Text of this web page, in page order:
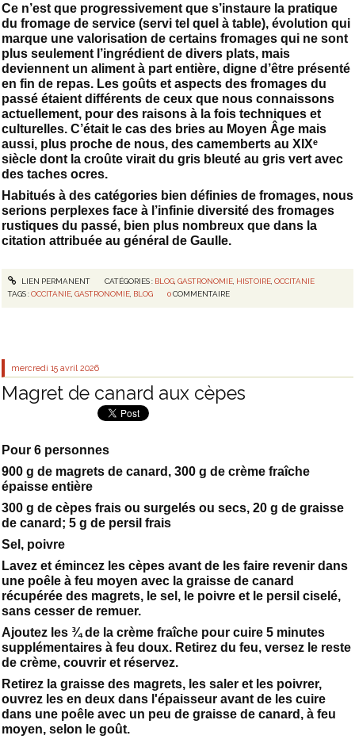
Ce n’est que progressivement que s’instaure la pratique
du fromage de service (servi tel quel à table), évolution qui
marque une valorisation de certains fromages qui ne sont
plus seulement l’ingrédient de divers plats, mais
deviennent un aliment à part entière, digne d’être présenté
en fin de repas. Les goûts et aspects des fromages du
passé étaient différents de ceux que nous connaissons
actuellement, pour des raisons à la fois techniques et
culturelles. C’était le cas des bries au Moyen Âge mais
aussi, plus proche de nous, des camemberts au XIXᵉ
siècle dont la croûte virait du gris bleuté au gris vert avec
des taches ocres.
Habitués à des catégories bien définies de fromages, nous
serions perplexes face à l’infinie diversité des fromages
rustiques du passé, bien plus nombreux que dans la
citation attribuée au général de Gaulle.
LIEN PERMANENT CATÉGORIES : BLOG, GASTRONOMIE, HISTOIRE, OCCITANIE
TAGS :OCCITANIE,GASTRONOMIE, BLOG 0 COMMENTAIRE
mercredi 15 avril 2026
Magret de canard aux cèpes
Pour 6 personnes
900 g de magrets de canard, 300 g de crème fraîche
épaisse entière
300 g de cèpes frais ou surgelés ou secs, 20 g de graisse
de canard; 5 g de persil frais
Sel, poivre
Lavez et émincez les cèpes avant de les faire revenir dans
une poêle à feu moyen avec la graisse de canard
récupérée des magrets, le sel, le poivre et le persil ciselé,
sans cesser de remuer.
Ajoutez les ¾ de la crème fraîche pour cuire 5 minutes
supplémentaires à feu doux. Retirez du feu, versez le reste
de crème, couvrir et réservez.
Retirez la graisse des magrets, les saler et les poivrer,
ouvrez les en deux dans l'épaisseur avant de les cuire
dans une poêle avec un peu de graisse de canard, à feu
moyen, selon le goût.